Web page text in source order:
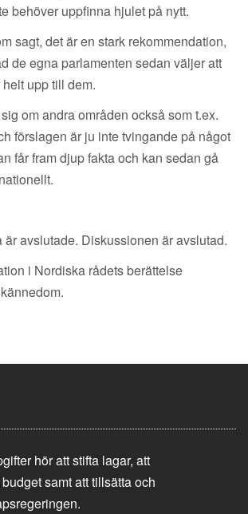
behöver uppfinna hjulet på nytt.
sagt, det är en stark rekommendation,
de egna parlamenten sedan väljer att
upp till dem.
om andra områden också som t.ex.
förslagen är ju inte tvingande på något
får fram djup fakta och kan sedan gå
är avslutade. Diskussionen är avslutad.
i Nordiska rådets berättelse
hör att stifta lagar, att
samt att tillsätta och